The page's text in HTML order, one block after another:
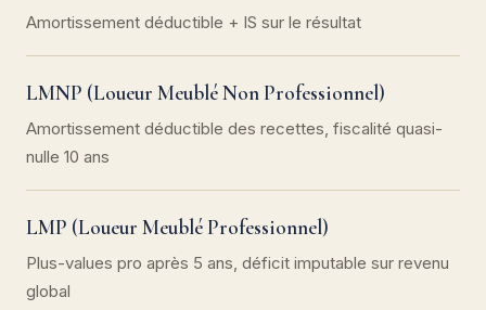
Amortissement déductible + IS sur le résultat
LMNP (Loueur Meublé Non Professionnel)
Amortissement déductible des recettes, fiscalité quasi-
nulle 10 ans
LMP (Loueur Meublé Professionnel)
Plus-values pro après 5 ans, déficit imputable sur revenu
global